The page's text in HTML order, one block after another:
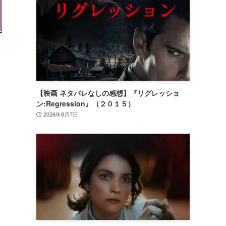
【映画 ネタバレなしの感想】『リグレッショ
ン:Regression』（２０１５）
2026年8月7日